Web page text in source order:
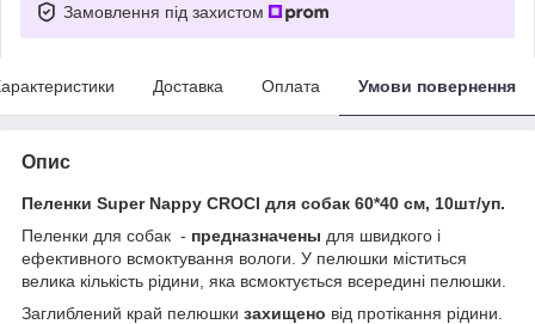
Замовлення під захистом
Доставка Оплата Умови повернення
Опис
Пеленки Super Nappy CROCI для собак 60*40 см, 10шт/уп.
Пеленки для собак - предназначены для швидкого і
ефективного всмоктування вологи. У пелюшки міститься
велика кількість рідини, яка всмоктується всередині пелюшки.
Заглиблений край пелюшки захищено від протікання рідини.